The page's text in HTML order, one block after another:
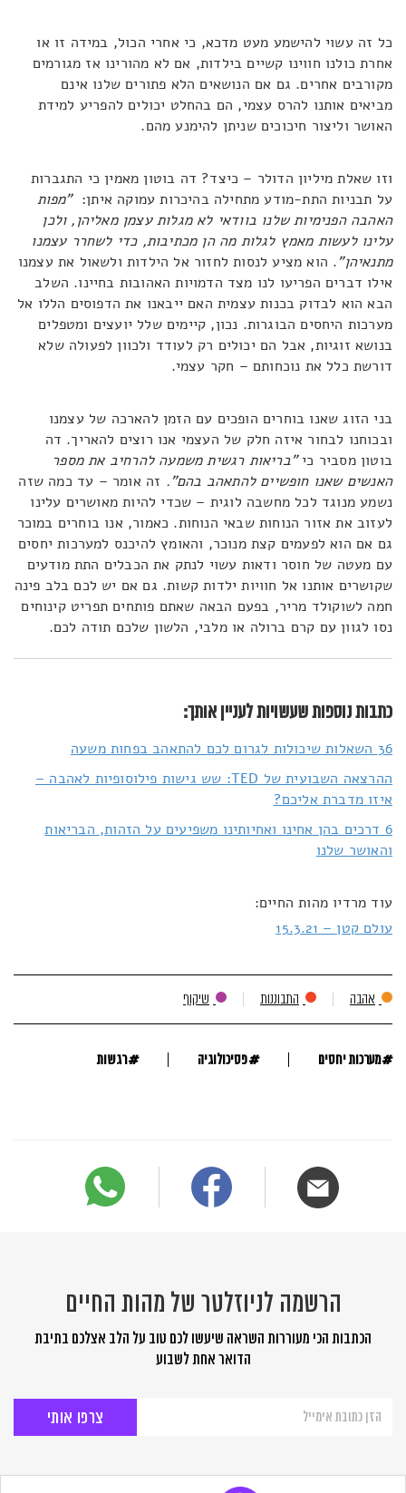
כל זה עשוי להישמע מעט מדכא, כי אחרי הכול, במידה זו או
אחרת כולנו חווינו קשיים בילדות, אם לא מהורינו אז מגורמים
מקורבים אחרים. גם אם הנושאים הלא פתורים שלנו אינם
מביאים אותנו להרס עצמי, הם בהחלט יכולים להפריע למידת
האושר וליצור חיכוכים שניתן להימנע מהם.
וזו שאלת מיליון הדולר – כיצד? דה בוטון מאמין כי התגברות
על תבניות התת-מודע מתחילה בהיכרות עמוקה איתן:"מפות
האהבה הפנימיות שלנו בוודאי לא מגלות עצמן מאליהן, ולכן
עלינו לעשות מאמץ לגלות מה הן מכתיבות, כדי לשחרר עצמנו
מתנאיהן". הוא מציע לנסות לחזור אל הילדות ולשאול את עצמנו
אילו דברים הפריעו לנו מצד הדמויות האהובות בחיינו. השלב
הבא הוא לבדוק בכנות עצמית האם ייבאנו את הדפוסים הללו אל
מערכות היחסים הבוגרות. נכון, קיימים שלל יועצים ומטפלים
בנושא זוגיות, אבל הם יכולים רק לעודד ולכוון לפעולה שלא
דורשת כלל את נוכחותם – חקר עצמי.
בני הזוג שאנו בוחרים הופכים עם הזמן להארכה של עצמנו
ובכוחנו לבחור איזה חלק של העצמי אנו רוצים להאריך. דה
בוטון מסביר כי"בריאות רגשית משמעה להרחיב את מספר
האנשים שאנו חופשיים להתאהב בהם". זה אומר – עד כמה שזה
נשמע מנוגד לכל מחשבה לוגית – שכדי להיות מאושרים עלינו
לעזוב את אזור הנוחות שבאי הנוחות. כאמור, אנו בוחרים במוכר
גם אם הוא לפעמים קצת מנוכר, והאומץ להיכנס למערכות יחסים
עם מעטה של חוסר ודאות עשוי לנתק את הכבלים התת מודעים
שקושרים אותנו אל חוויות ילדות קשות. גם אם יש לכם בלב פינה
חמה לשוקולד מריר, בפעם הבאה שאתם פותחים תפריט קינוחים
נסו לגוון עם קרם ברולה או מלבי, הלשון שלכם תודה לכם.
כתבות נוספות שעשויות לעניין אותך:
36 השאלות שיכולות לגרום לכם להתאהב בפחות משעה
ההרצאה השבועית של TED: שש גישות פילוסופיות לאהבה –
איזו מדברת אליכם?
6 דרכים בהן אחינו ואחיותינו משפיעים על הזהות, הבריאות
והאושר שלנו
עוד מרדיו מהות החיים:
עולם קטן – 15.3.21
אהבה התבוננות שיקוף
#מערכות יחסים #פסיכולוגיה #רגשות
הרשמה לניוזלטר של מהות החיים
הכתבות הכי מעוררות השראה שיעשו לכם טוב על הלב אצלכם בתיבת
הדואר אחת לשבוע
לניוזלטר
החיים